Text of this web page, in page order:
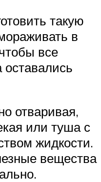
такую
в
все
отваривая,
или туша с
жидкости.
вещества